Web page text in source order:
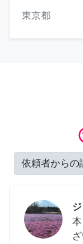
東京都
依頼者からの